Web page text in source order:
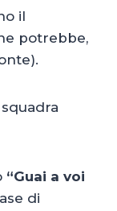
il
potrebbe,
“Guai a voi
di